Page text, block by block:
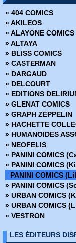
» Alien
» Amazing Fantasy
» Avengers - La
» AWA Studios
» Best Comics
» Best of Marvel
» Best Sellers
» Black, White &
» Boom Studios
» Buffy contre les
» Buffy contre les
» Coffret Panini
» Collection
» Conan (2009)
» Conan Colossal
» Conan le barbare
» Conan le barbare
» Dark Horse
» Dark Side
» DC Absolute
» DC Anthologie
» DC Archives
» DC Cult
» 404 COMICS
» AKILEOS
» ALAYONE COMICS
» ALTAYA
» BLISS COMICS
» CASTERMAN
» DARGAUD
» DELCOURT
» EDITIONS
» GLENAT COMICS
» GRAPH ZEPPELIN
» HACHETTE
» HUMANOIDES
» NEOFELIS
» PANINI COMICS
» PANINI COMICS
PANINI COMICS
» PANINI COMICS
» URBAN COMICS
» URBAN COMICS
» VESTRON
LES ÉDITEURS